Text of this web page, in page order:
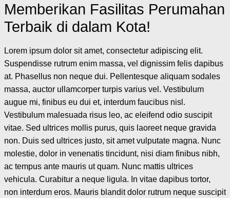
Memberikan Fasilitas Perumahan
Terbaik di dalam Kota!
Lorem ipsum dolor sit amet, consectetur adipiscing elit.
Suspendisse rutrum enim massa, vel dignissim felis dapibus
at. Phasellus non neque dui. Pellentesque aliquam sodales
massa, auctor ullamcorper turpis varius vel. Vestibulum
augue mi, finibus eu dui et, interdum faucibus nisl.
Vestibulum malesuada risus leo, ac eleifend odio suscipit
vitae. Sed ultrices mollis purus, quis laoreet neque gravida
non. Duis sed ultrices justo, sit amet vulputate magna. Nunc
molestie, dolor in venenatis tincidunt, nisi diam finibus nibh,
ac tempus ante mauris ut quam. Nunc mattis ultrices
vehicula. Curabitur a neque ligula. In vitae dapibus tortor,
non interdum eros. Mauris blandit dolor rutrum neque suscipit